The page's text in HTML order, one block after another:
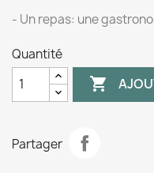
- Un repas: une
Quantité

Partager